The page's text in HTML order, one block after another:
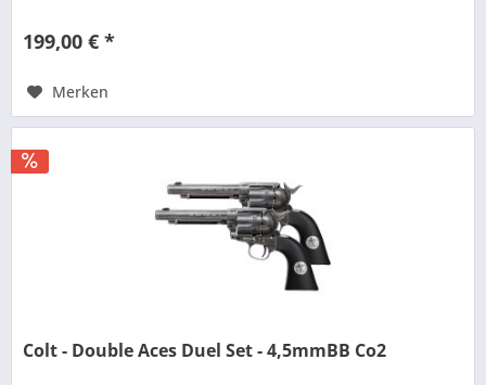
199,00 € *
Merken
Colt - Double Aces Duel Set - 4,5mmBB Co2